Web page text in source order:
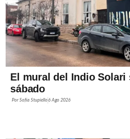
El mural del Indio Solari
sábado
PorSofía Stupiello6 Ago 2026